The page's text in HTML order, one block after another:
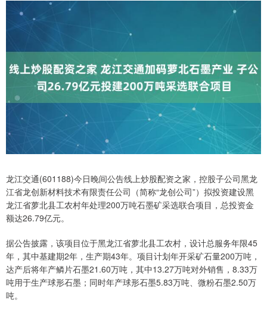
龙江交通(601188)今日晚间公告线上炒股配资之家，控股子公司黑龙
江省龙创新材料技术有限责任公司（简称“龙创公司”）拟投资建设黑
龙江省萝北县工农村年处理200万吨石墨矿采选联合项目，总投资金
额达26.79亿元。
据公告披露，该项目位于黑龙江省萝北县工农村，设计总服务年限45
年，其中基建期2年，生产期43年。项目计划年开采矿石量200万吨，
达产后将年产鳞片石墨21.60万吨，其中13.27万吨对外销售，8.33万
吨用于生产球形石墨；同时年产球形石墨5.83万吨、微粉石墨2.50万
吨。